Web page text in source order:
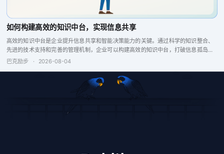
如何构建高效的知识中台，实现信息共享
高效的知识中台是企业提升信息共享和智能决策能力的关键。通过科学的知识整合、
先进的技术支持和完善的管理机制，企业可以构建高效的知识中台，打破信息孤岛，
增强企业竞争力。
巴克励步 · 2026-08-04